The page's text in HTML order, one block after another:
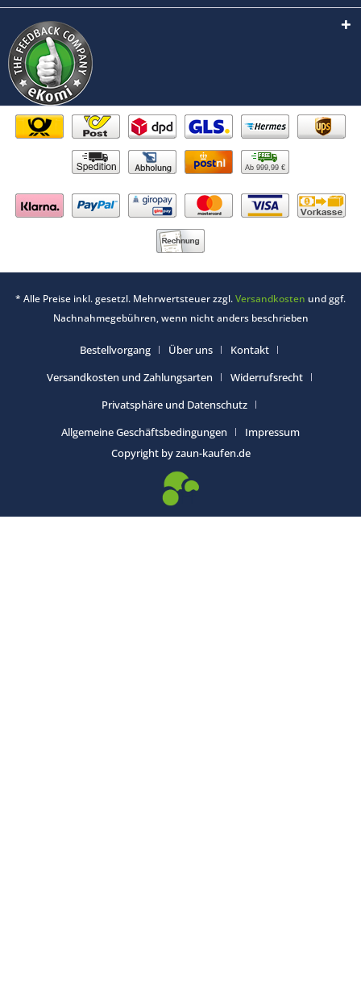
Ab 999,99 €
* Alle Preise inkl. gesetzl. Mehrwertsteuer zzgl.Versandkosten und ggf.
Nachnahmegebühren, wenn nicht anders beschrieben
Bestellvorgang Über uns
Kontakt
Versandkosten und Zahlungsarten
Widerrufsrecht
Privatsphäre und Datenschutz
Allgemeine Geschäftsbedingungen
Impressum
Copyright by zaun-kaufen.de